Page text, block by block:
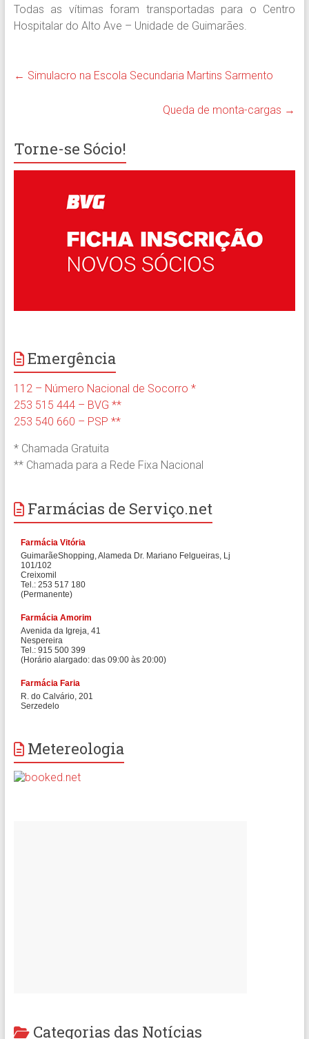
Todas as vítimas foram transportadas para o Centro
Hospitalar do Alto Ave – Unidade de Guimarães.
← Simulacro na Escola Secundaria Martins Sarmento
Queda de monta-cargas →
Torne-se Sócio!
Emergência
112 – Número Nacional de Socorro *
253 515 444 – BVG **
253 540 660 – PSP **
* Chamada Gratuita
** Chamada para a Rede Fixa Nacional
Farmácias de Serviço.net
Metereologia
Categorias das Notícias